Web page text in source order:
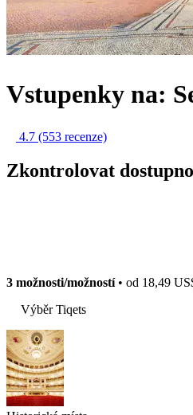
Vstupenky na:
4.7 (553 recenze)
Zkontrolovat
3 možnosti/možností• od 18,49
Výběr Tiqets